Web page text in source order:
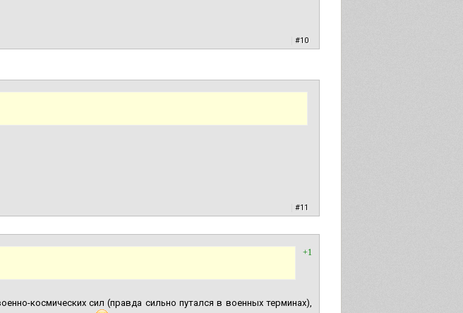
#10
#11
+1
космических сил (правда сильно путался в военных терминах),